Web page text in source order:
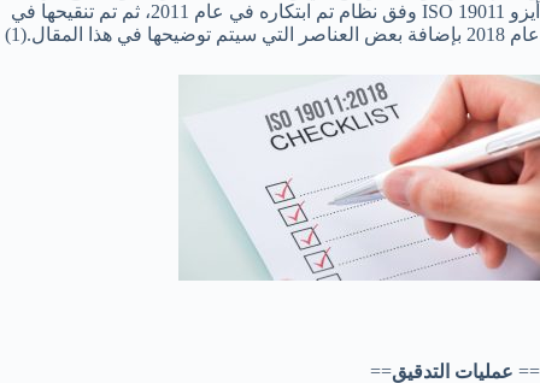
أيزو ISO 19011 وفق نظام تم ابتكاره في عام 2011، ثم تم تنقيحها في
عام 2018 بإضافة بعض العناصر التي سيتم توضيحها في هذا المقال.(1)
== عمليات التدقيق==